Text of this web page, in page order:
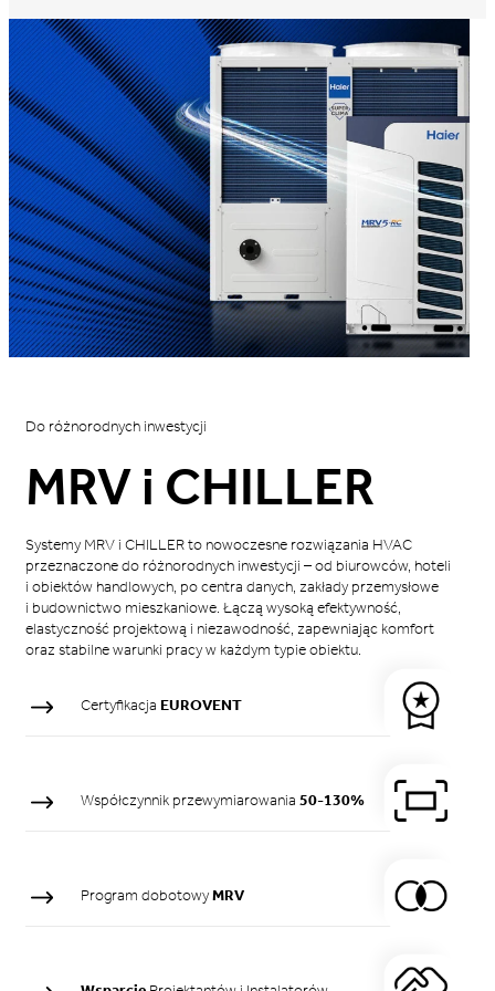
Do różnorodnych inwestycji
MRV i CHILLER
Systemy MRV i CHILLER to nowoczesne rozwiązania HVAC
przeznaczone do różnorodnych inwestycji – od biurowców, hoteli
i obiektów handlowych, po centra danych, zakłady przemysłowe
i budownictwo mieszkaniowe. Łączą wysoką efektywność,
elastyczność projektową i niezawodność, zapewniając komfort
oraz stabilne warunki pracy w każdym typie obiektu.
Certyfikacja EUROVENT
Współczynnik przewymiarowania 50-130%
Program dobotowyMRV